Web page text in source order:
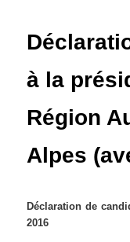
à la
Région
Alpes
Déclaration de
2016